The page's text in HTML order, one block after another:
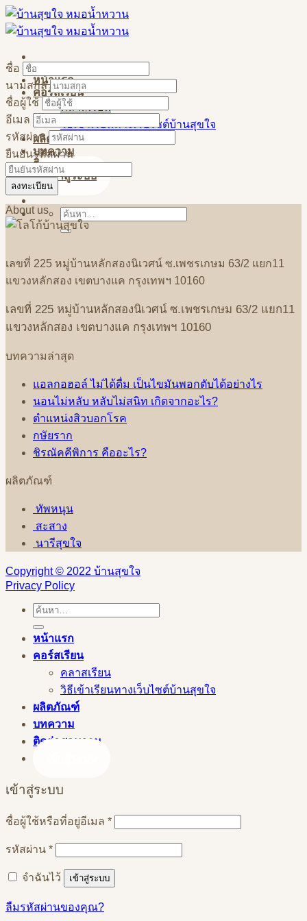
Skip
to
content
หน้าแรก
คอร์สเรียน
คลาสเรียน
วิธีเข้าเรียนทางเว็บไซต์บ้านสุขใจ
ผลิตภัณฑ์
บทความ
ติดต่อสอบถาม
เข้าสู่ระบบ
ค้นหา:
ชื่อ
นามสกุล
ชื่อผู้ใช้
อีเมล
รหัสผ่าน
ยืนยันรหัสผ่าน
ลงทะเบียน
About us
เลขที่ 225 หมู่บ้านหลักสองนิเวศน์ ซ.เพชรเกษม 63/2 แยก11
แขวงหลักสอง เขตบางแค กรุงเทพฯ 10160
เลขที่ 225 หมู่บ้านหลักสองนิเวศน์ ซ.เพชรเกษม 63/2 แยก11
แขวงหลักสอง เขตบางแค กรุงเทพฯ 10160
บทความล่าสุด
แอลกอฮอล์ ไม่ได้ดื่ม เป็นไขมันพอกตับได้อย่างไร
นอนไม่หลับ หลับไม่สนิท เกิดจากอะไร?
ตำแหน่งสิวบอกโรค
กษัยราก
ชิรณัคคีพิการ คืออะไร?
ผลิตภัณฑ์
ทัพหนุน
สะสาง
นารีสุขใจ
Copyright © 2022 บ้านสุขใจ
Privacy Policy
ค้นหา:
หน้าแรก
คอร์สเรียน
คลาสเรียน
วิธีเข้าเรียนทางเว็บไซต์บ้านสุขใจ
ผลิตภัณฑ์
บทความ
ติดต่อสอบถาม
เข้าสู่ระบบ
ชื่อผู้ใช้หรือที่อยู่อีเมล *ต้องการ
รหัสผ่าน *ต้องการ
จำฉันไว้ เข้าสู่ระบบ
ลืมรหัสผ่านของคุณ?